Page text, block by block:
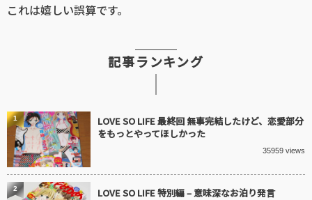
これは嬉しい誤算です。
記事ランキング
LOVE SO LIFE 最終回 無事完結したけど、恋愛部分
をもっとやってほしかった
35959 views
1
LOVE SO LIFE 特別編 – 意味深なお泊り発言
2